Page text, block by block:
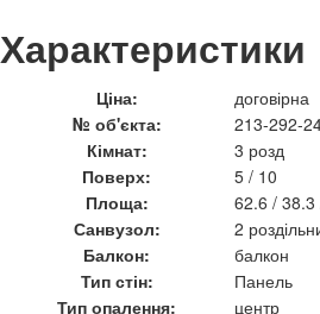
Характеристики
Ціна:
договірна
№ об'єкта:
213-292-
Кімнат:
3 розд
Поверх:
5 / 10
Площа:
62.6 /
Санвузол:
2
Балкон:
балкон
Тип стін:
Панель
Тип опалення:
центр